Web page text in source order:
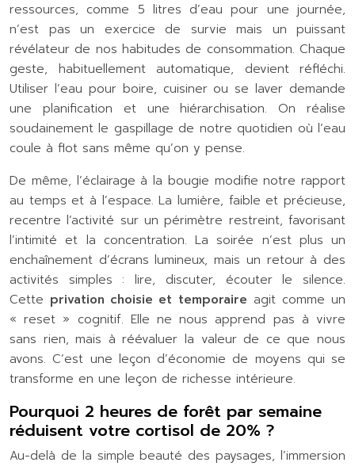
ressources, comme 5 litres d’eau pour une journée,
n’est pas un exercice de survie mais un puissant
révélateur de nos habitudes de consommation. Chaque
geste, habituellement automatique, devient réfléchi.
Utiliser l’eau pour boire, cuisiner ou se laver demande
une planification et une hiérarchisation. On réalise
soudainement le gaspillage de notre quotidien où l’eau
coule à flot sans même qu’on y pense.
De même, l’éclairage à la bougie modifie notre rapport
au temps et à l’espace. La lumière, faible et précieuse,
recentre l’activité sur un périmètre restreint, favorisant
l’intimité et la concentration. La soirée n’est plus un
enchaînement d’écrans lumineux, mais un retour à des
activités simples : lire, discuter, écouter le silence.
Cette privation choisie et temporaire agit comme un
« reset » cognitif. Elle ne nous apprend pas à vivre
sans rien, mais à réévaluer la valeur de ce que nous
avons. C’est une leçon d’économie de moyens qui se
transforme en une leçon de richesse intérieure.
Pourquoi 2 heures de forêt par semaine
réduisent votre cortisol de 20% ?
Au-delà de la simple beauté des paysages, l’immersion